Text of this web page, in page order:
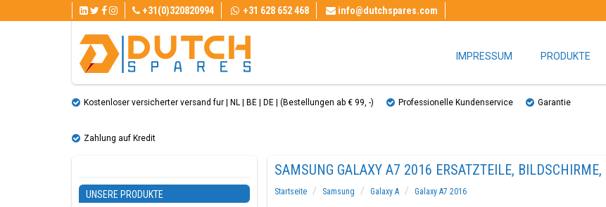
+31(0)320820994 +31 628 652 468 info@dutchspares.com
IMPRESSUM PRODUKTE
Kostenloser versicherter versand fur | NL | BE | DE | (Bestellungen ab € 99, ​​-) Professionelle Kundenservice Garantie
Zahlung auf Kredit
UNSERE PRODUKTE
SAMSUNG GALAXY A7 2016 ERSATZTEILE, BILDSCHIRME,
Startseite Samsung Galaxy A
Galaxy A7 2016